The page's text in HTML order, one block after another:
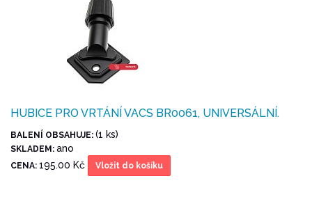
HUBICE PRO VRTÁNÍ VACS BR0061, UNIVERSÁLNÍ.
BALENÍ OBSAHUJE: (1 ks)
SKLADEM: ano
CENA: 195.00 Kč Vložit do košíku